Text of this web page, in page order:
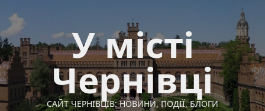
до
вмісту
У місті
Чернівці
САЙТ ЧЕРНІВЦІВ: НОВИНИ, ПОДІЇ, БЛОГИ